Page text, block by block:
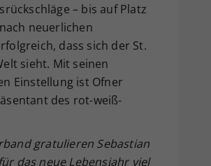
– bis auf Platz
neuerlichen
dass sich der St.
sieht. Mit seinen
Einstellung ist Ofner
des rot-weiß-
gratulieren Sebastian
das neue Lebensjahr viel